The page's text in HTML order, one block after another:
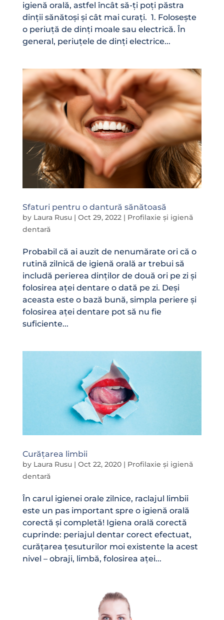
igienă orală, astfel încât să-ți poți păstra
dinții sănătoși și cât mai curați. 1. Folosește
o periuță de dinți moale sau electrică. În
general, periuțele de dinți electrice...
Sfaturi pentru o dantură sănătoasă
by Laura Rusu| Oct 29, 2022| Profilaxie și igienă
dentară
Probabil că ai auzit de nenumărate ori că o
rutină zilnică de igienă orală ar trebui să
includă perierea dinților de două ori pe zi și
folosirea aței dentare o dată pe zi. Deși
aceasta este o bază bună, simpla periere și
folosirea aței dentare pot să nu fie
suficiente...
Curățarea limbii
by Laura Rusu| Oct 22, 2020| Profilaxie și igienă
dentară
În carul igienei orale zilnice, raclajul limbii
este un pas important spre o igienă orală
corectă și completă! Igiena orală corectă
cuprinde: periajul dentar corect efectuat,
curățarea țesuturilor moi existente la acest
nivel – obraji, limbă, folosirea aței...